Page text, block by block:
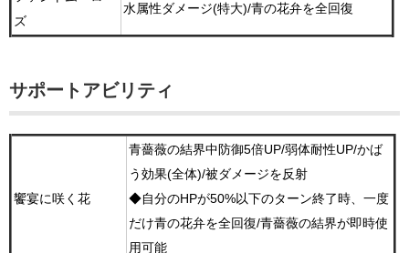
ズ
水属性ダメージ(特大)/青の花弁を全回復
サポートアビリティ
饗宴に咲く花
青薔薇の結界中防御5倍UP/弱体耐性UP/かば
う効果(全体)/被ダメージを反射
◆自分のHPが50%以下のターン終了時、一度
だけ青の花弁を全回復/青薔薇の結界が即時使
用可能